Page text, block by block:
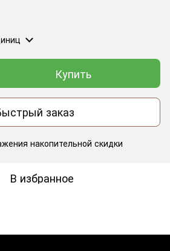
Купить
заказ
накопительной скидки
В избранное